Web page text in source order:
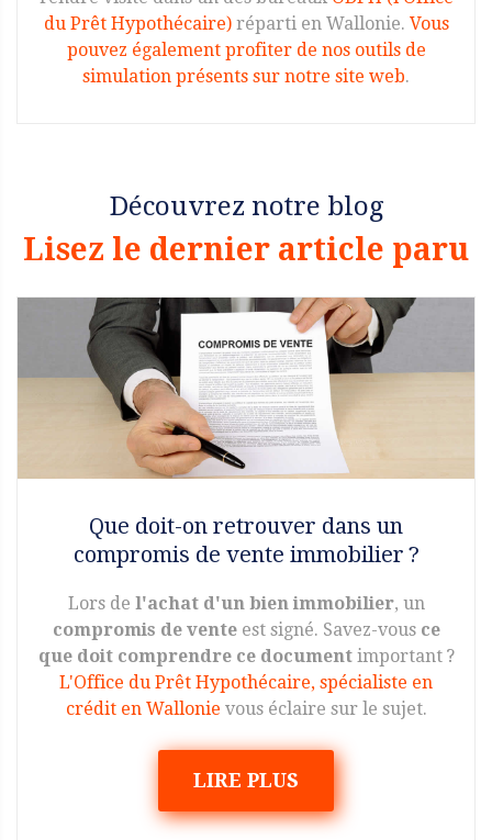
du Prêt Hypothécaire)réparti en Wallonie. Vous
pouvez également profiter de nos outils de
simulation présents sur notre site web.
Découvrez notre blog
Lisez le dernier article paru
Que doit-on retrouver dans un
compromis de vente immobilier ?
Lors de l'achat d'un bien immobilier, un
compromis de venteest signé. Savez-vous ce
que doit comprendre ce documentimportant ?
L'Office du Prêt Hypothécaire, spécialiste en
crédit en Wallonie vous éclaire sur le sujet.
LIRE PLUS